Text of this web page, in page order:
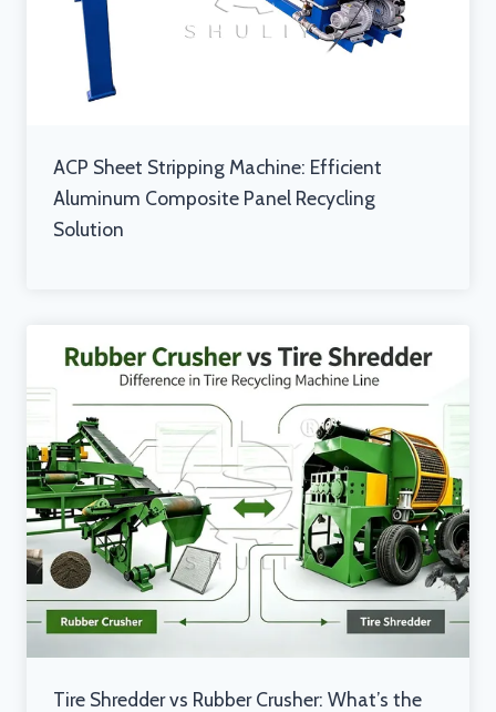
ACP Sheet Stripping Machine: Efficient
Aluminum Composite Panel Recycling
Solution
Tire Shredder vs Rubber Crusher: What’s the